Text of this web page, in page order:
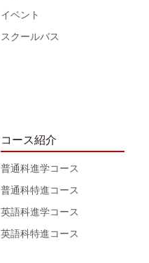
イベント
スクールバス
コース紹介
普通科進学コース
普通科特進コース
英語科進学コース
英語科特進コース